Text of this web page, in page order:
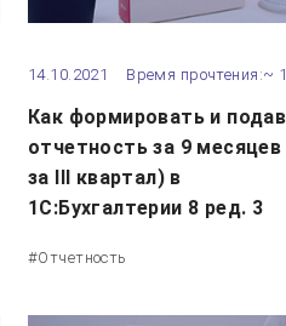
14.10.2021 Время прочтения:~
Как формировать и
отчетность за 9 месяцев
за III квартал) в
1С:Бухгалтерии 8 ред. 3
#Отчетность